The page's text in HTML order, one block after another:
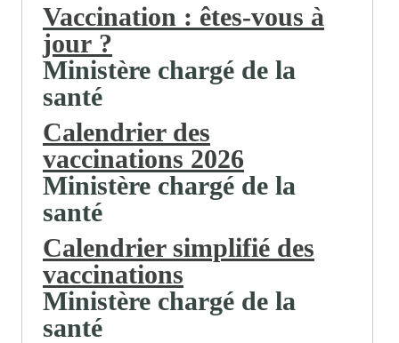
Vaccination : êtes-vous à
jour ?
Ministère chargé de la
santé
Calendrier des
vaccinations 2026
Ministère chargé de la
santé
Calendrier simplifié des
vaccinations
Ministère chargé de la
santé